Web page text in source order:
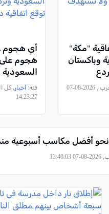
"مكة"
وباكستان
تستهدف , كل العرب , 2026-08-07
أي هجوم
هجوم على
السعودية
وباكستان
دفاع
فئة:أخبار
14:23:27
أفضل مكاسب أسبوعية منذ